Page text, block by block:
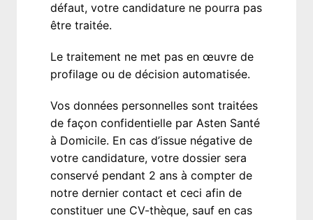
défaut, votre candidature ne pourra pas
être traitée.
Le traitement ne met pas en œuvre de
profilage ou de décision automatisée.
Vos données personnelles sont traitées
de façon confidentielle par Asten Santé
à Domicile. En cas d’issue négative de
votre candidature, votre dossier sera
conservé pendant 2 ans à compter de
notre dernier contact et ceci afin de
constituer une CV-thèque, sauf en cas